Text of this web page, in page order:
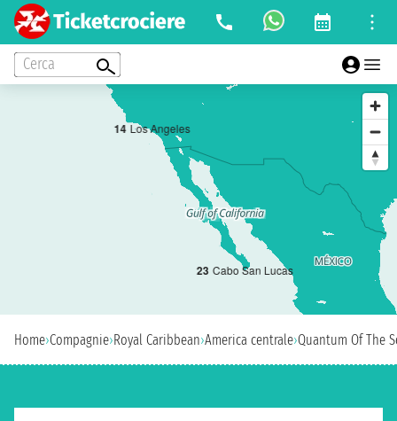
Cerca
14 Los Angeles
23 Cabo San Lucas
Home›Compagnie›Royal Caribbean›America centrale›Quantum Of The